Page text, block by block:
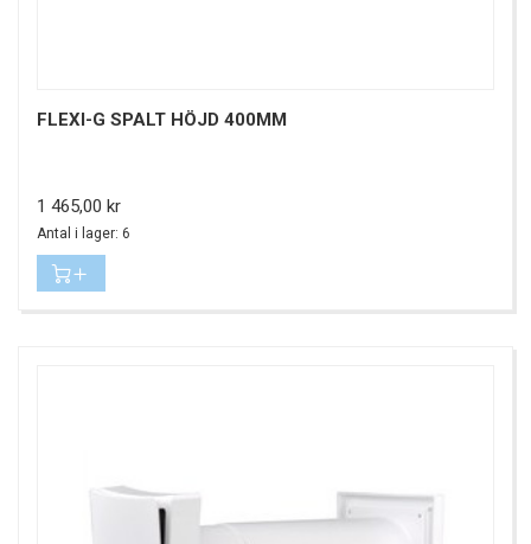
FLEXI-G SPALT HÖJD 400MM
Pris
1 465,00 kr
Antal i lager: 6